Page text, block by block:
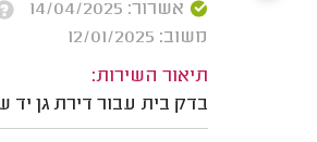
אשרור: 14/04/2025
משוב: 12/01/2025
תיאור השירות:
בדק בית עבור דירת גן